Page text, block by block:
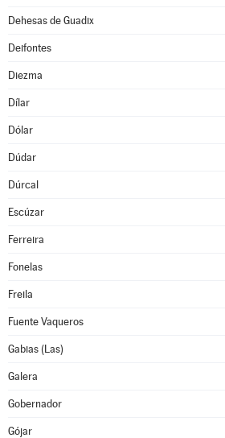
Dehesas de Guadix
Deifontes
Diezma
Dílar
Dólar
Dúdar
Dúrcal
Escúzar
Ferreira
Fonelas
Freila
Fuente Vaqueros
Gabias (Las)
Galera
Gobernador
Gójar